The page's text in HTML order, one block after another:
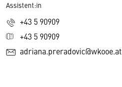
Assistent:in
+43 5 90909
+43 5 90909
adriana.preradovic@wkooe.at